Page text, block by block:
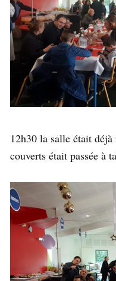
12h30 la salle était
couverts était passée à